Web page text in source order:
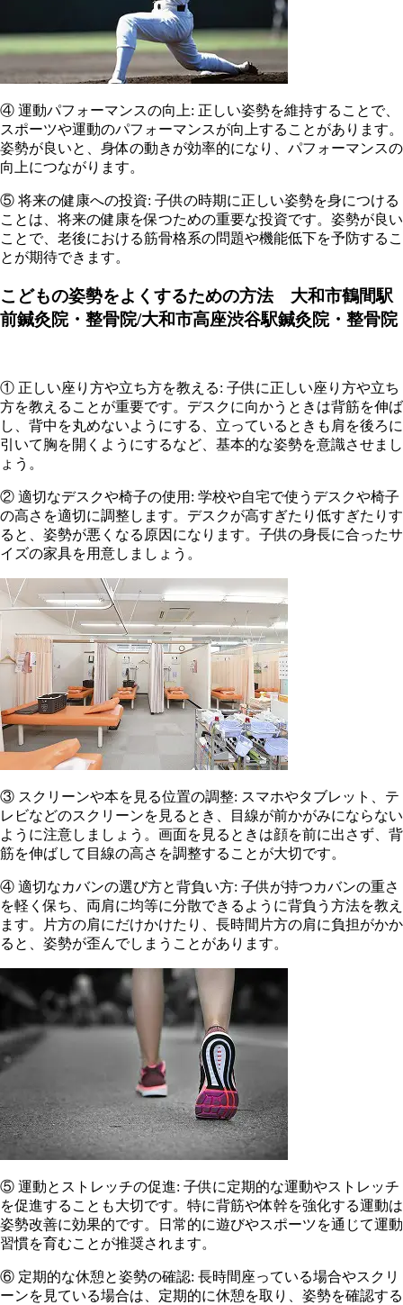
④ 運動パフォーマンスの向上: 正しい姿勢を維持することで、
スポーツや運動のパフォーマンスが向上することがあります。
姿勢が良いと、身体の動きが効率的になり、パフォーマンスの
向上につながります。
⑤ 将来の健康への投資: 子供の時期に正しい姿勢を身につける
ことは、将来の健康を保つための重要な投資です。姿勢が良い
ことで、老後における筋骨格系の問題や機能低下を予防するこ
とが期待できます。
こどもの姿勢をよくするための方法 大和市鶴間駅
前鍼灸院・整骨院/大和市高座渋谷駅鍼灸院・整骨院
① 正しい座り方や立ち方を教える: 子供に正しい座り方や立ち
方を教えることが重要です。デスクに向かうときは背筋を伸ば
し、背中を丸めないようにする、立っているときも肩を後ろに
引いて胸を開くようにするなど、基本的な姿勢を意識させまし
ょう。
② 適切なデスクや椅子の使用: 学校や自宅で使うデスクや椅子
の高さを適切に調整します。デスクが高すぎたり低すぎたりす
ると、姿勢が悪くなる原因になります。子供の身長に合ったサ
イズの家具を用意しましょう。
③ スクリーンや本を見る位置の調整: スマホやタブレット、テ
レビなどのスクリーンを見るとき、目線が前かがみにならない
ように注意しましょう。画面を見るときは顔を前に出さず、背
筋を伸ばして目線の高さを調整することが大切です。
④ 適切なカバンの選び方と背負い方: 子供が持つカバンの重さ
を軽く保ち、両肩に均等に分散できるように背負う方法を教え
ます。片方の肩にだけかけたり、長時間片方の肩に負担がかか
ると、姿勢が歪んでしまうことがあります。
⑤ 運動とストレッチの促進: 子供に定期的な運動やストレッチ
を促進することも大切です。特に背筋や体幹を強化する運動は
姿勢改善に効果的です。日常的に遊びやスポーツを通じて運動
習慣を育むことが推奨されます。
⑥ 定期的な休憩と姿勢の確認: 長時間座っている場合やスクリ
ーンを見ている場合は、定期的に休憩を取り、姿勢を確認する